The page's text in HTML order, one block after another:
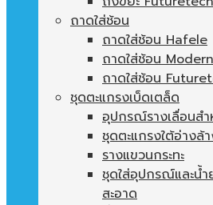
ถาดใส่ช้อน
ถาดใส่ช้อน Hafele
ถาดใส่ช้อน
ถาดใส่ช้อน
ชุดตะแกรงเบ็ดเตล็ด
อุปกรณ์รางเลื่อนส
ชุดตะแกรงใต้อ่างล้
รางแขวนกระทะ
ชุดใส่อุปกรณ์และน้ำ
สะอาด